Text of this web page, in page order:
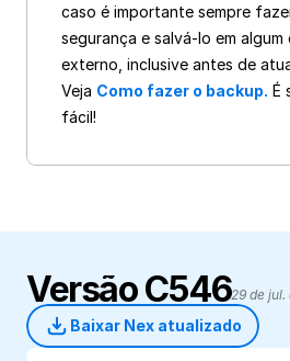
caso é importante sempre
segurança e salvá-lo em algum
externo, inclusive antes de
Veja Como fazer o backup. É
fácil!
Versão C54629 de jul.
Baixar Nex atualizado